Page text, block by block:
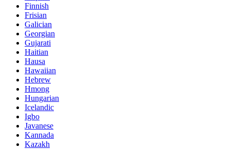
Finnish
Frisian
Galician
Georgian
Gujarati
Haitian
Hausa
Hawaiian
Hebrew
Hmong
Hungarian
Icelandic
Igbo
Javanese
Kannada
Kazakh